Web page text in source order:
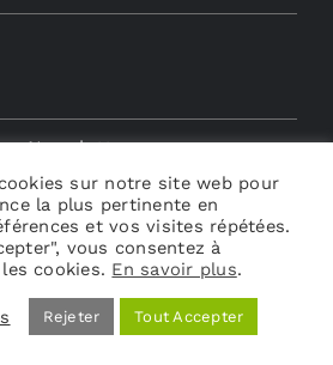
Newsletters
sur notre site web pour
la plus pertinente en
et vos visites répétées.
vous consentez à
cookies. En savoir plus.
Rejeter Tout Accepter